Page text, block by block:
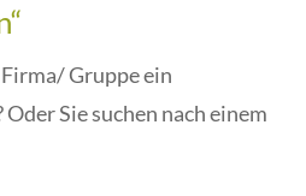
Gruppe ein
Sie suchen nach einem